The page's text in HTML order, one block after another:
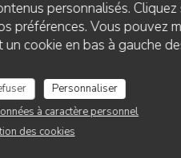
personnalisés.
préférences. Vous pouvez
cookie en bas à gauche
Personnaliser
à caractère personnel
des cookies
DE-MONTMIRAL
ARCADES